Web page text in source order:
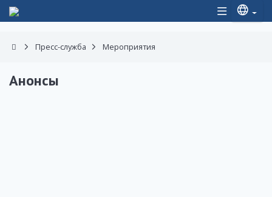
Пресс-служба Мероприятия
Анонсы